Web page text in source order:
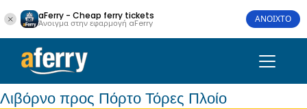
aFerry - Cheap ferry tickets
Άνοιγμα στην εφαρμογή aFerry ΑΝΟΙΧΤΟ
Λιβόρνο προς Πόρτο Τόρες Πλοίο